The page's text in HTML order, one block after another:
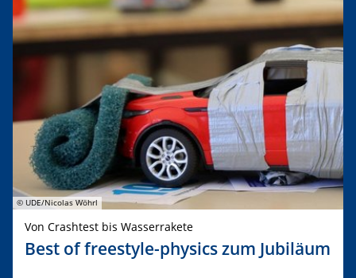
© UDE/Nicolas Wöhrl
Von Crashtest bis Wasserrakete
Best of freestyle-physics zum Jubiläum